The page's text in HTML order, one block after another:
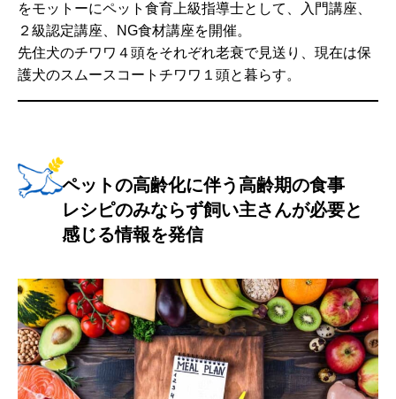
をモットーにペット食育上級指導士として、入門講座、
２級認定講座、NG食材講座を開催。
先住犬のチワワ４頭をそれぞれ老衰で見送り、現在は保
護犬のスムースコートチワワ１頭と暮らす。
ペットの高齢化に伴う高齢期の食事
レシピのみならず飼い主さんが必要と
感じる情報を発信